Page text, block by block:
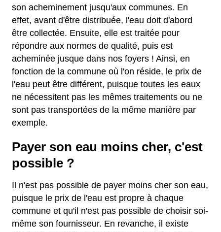
son acheminement jusqu'aux communes. En
effet, avant d'être distribuée, l'eau doit d'abord
être collectée. Ensuite, elle est traitée pour
répondre aux normes de qualité, puis est
acheminée jusque dans nos foyers ! Ainsi, en
fonction de la commune où l'on réside, le prix de
l'eau peut être différent, puisque toutes les eaux
ne nécessitent pas les mêmes traitements ou ne
sont pas transportées de la même manière par
exemple.
Payer son eau moins cher, c'est
possible ?
Il n'est pas possible de payer moins cher son eau,
puisque le prix de l'eau est propre à chaque
commune et qu'il n'est pas possible de choisir soi-
même son fournisseur. En revanche, il existe